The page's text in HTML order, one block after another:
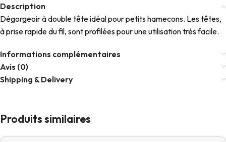
Description
Dégorgeoir à double tête idéal pour petits hamecons. Les têtes,
à prise rapide du fil, sont profilées pour une utilisation très facile.
Informations complémentaires
Avis (0)
Shipping & Delivery
Produits similaires